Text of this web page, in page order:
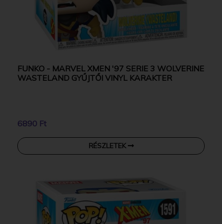
FUNKO - MARVEL XMEN '97 SERIE 3 WOLVERINE
WASTELAND GYŰJTŐI VINYL KARAKTER
6890 Ft
RÉSZLETEK